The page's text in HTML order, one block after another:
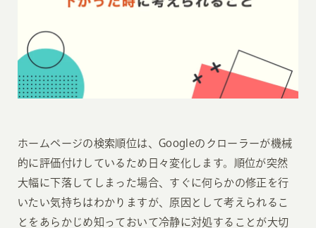
ホームページの検索順位は、Googleのクローラーが機械
的に評価付けしているため日々変化します。順位が突然
大幅に下落してしまった場合、すぐに何らかの修正を行
いたい気持ちはわかりますが、原因として考えられるこ
とをあらかじめ知っておいて冷静に対処することが大切